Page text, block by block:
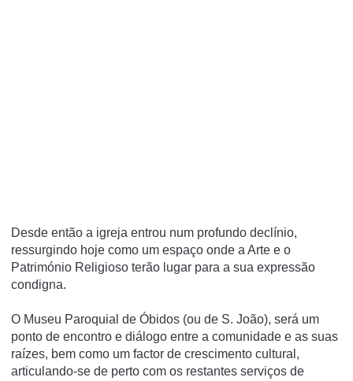
Desde então a igreja entrou num profundo declínio,
ressurgindo hoje como um espaço onde a Arte e o
Património Religioso terão lugar para a sua expressão
condigna.
O Museu Paroquial de Óbidos (ou de S. João), será um
ponto de encontro e diálogo entre a comunidade e as suas
raízes, bem como um factor de crescimento cultural,
articulando-se de perto com os restantes serviços de